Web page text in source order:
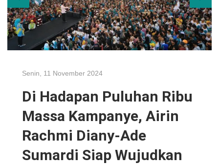
Senin, 11 November 2024
Di Hadapan Puluhan Ribu
Massa Kampanye, Airin
Rachmi Diany-Ade
Sumardi Siap Wujudkan